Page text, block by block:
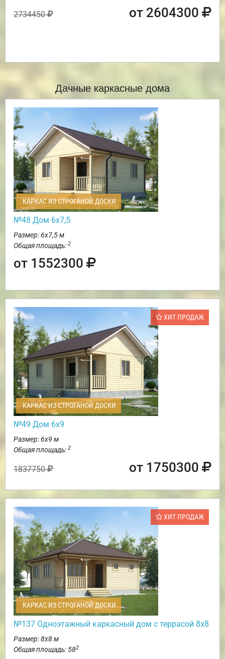
2734450 от 2604300
Дачные каркасные дома
КАРКАС ИЗ СТРОГАНОЙ ДОСКИ
№48 Дом 6х7,5
Размер: 6х7,5 м
Общая площадь: 2
от 1552300
ХИТ ПРОДАЖ
КАРКАС ИЗ СТРОГАНОЙ ДОСКИ
№49 Дом 6х9
Размер: 6х9 м
Общая площадь: 2
1837750 от 1750300
ХИТ ПРОДАЖ
КАРКАС ИЗ СТРОГАНОЙ ДОСКИ
№137 Одноэтажный каркасный дом с террасой 8х8
Размер: 8х8 м
Общая площадь: 582